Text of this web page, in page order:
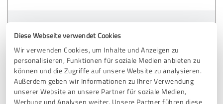
Diese Webseite verwendet Cookies
Wir verwenden Cookies, um Inhalte und Anzeigen zu
personalisieren, Funktionen für soziale Medien anbieten zu
können und die Zugriffe auf unsere Website zu analysieren.
Außerdem geben wir Informationen zu Ihrer Verwendung
unserer Website an unsere Partner für soziale Medien,
Werbung und Analysen weiter. Unsere Partner führen diese
Erfahrungsbericht & Bewertung zu:
Praxis für Osteopathie Christopher Hefner
10.03.2021 Anonym
5,00 von 5